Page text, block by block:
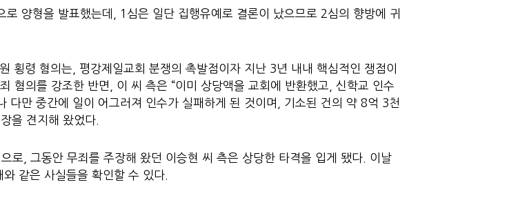
양형을 발표했는데, 1심은 일단 집행유예로 결론이 났으므로 2심의 향방에 귀
횡령 혐의는, 평강제일교회 분쟁의 촉발점이자 지난 3년 내내 핵심적인 쟁점이
혐의를 강조한 반면, 이 씨 측은 “이미 상당액을 교회에 반환했고, 신학교 인수
다만 중간에 일이 어그러져 인수가 실패하게 된 것이며, 기소된 건의 약 8억 3천
을 견지해 왔었다.
로, 그동안 무죄를 주장해 왔던 이승현 씨 측은 상당한 타격을 입게 됐다. 이날
같은 사실들을 확인할 수 있다.